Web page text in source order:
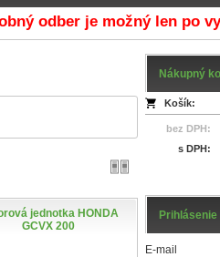
odber je možný len po
Nákupný
Košík:
bez DPH:
s DPH:
Prihlásenie
E-mail
jednotka HONDA
GCVX 200